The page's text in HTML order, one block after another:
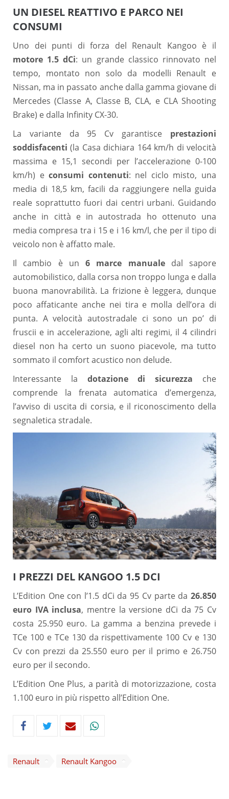
UN DIESEL REATTIVO E PARCO NEI
CONSUMI
Uno dei punti di forza del Renault Kangoo è il
motore 1.5 dCi: un grande classico rinnovato nel
tempo, montato non solo da modelli Renault e
Nissan, ma in passato anche dalla gamma giovane di
Mercedes (Classe A, Classe B, CLA, e CLA Shooting
Brake) e dalla Infinity CX-30.
La variante da 95 Cv garantisce prestazioni
soddisfacenti (la Casa dichiara 164 km/h di velocità
massima e 15,1 secondi per l’accelerazione 0-100
km/h) econsumi contenuti: nel ciclo misto, una
media di 18,5 km, facili da raggiungere nella guida
reale soprattutto fuori dai centri urbani. Guidando
anche in città e in autostrada ho ottenuto una
media compresa tra i 15 e i 16 km/l, che per il tipo di
veicolo non è affatto male.
Il cambio è un 6 marce manualedal sapore
automobilistico, dalla corsa non troppo lunga e dalla
buona manovrabilità. La frizione è leggera, dunque
poco affaticante anche nei tira e molla dell’ora di
punta. A velocità autostradale ci sono un po’ di
fruscii e in accelerazione, agli alti regimi, il 4 cilindri
diesel non ha certo un suono piacevole, ma tutto
sommato il comfort acustico non delude.
Interessante la dotazione di sicurezza che
comprende la frenata automatica d’emergenza,
l’avviso di uscita di corsia, e il riconoscimento della
segnaletica stradale.
I PREZZI DEL KANGOO 1.5 DCI
L’Edition One con l’1.5 dCi da 95 Cv parte da 26.850
euro IVA inclusa, mentre la versione dCi da 75 Cv
costa 25.950 euro. La gamma a benzina prevede i
TCe 100 e TCe 130 da rispettivamente 100 Cv e 130
Cv con prezzi da 25.550 euro per il primo e 26.750
euro per il secondo.
L’Edition One Plus, a parità di motorizzazione, costa
1.100 euro in più rispetto all’Edition One.
Renault Renault Kangoo